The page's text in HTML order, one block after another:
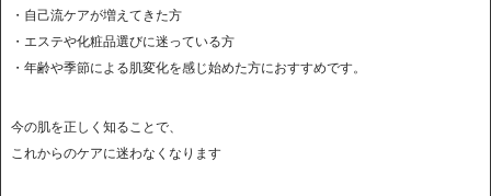
・自己流ケアが増えてきた方
・エステや化粧品選びに迷っている方
・年齢や季節による肌変化を感じ始めた方におすすめです。
今の肌を正しく知ることで、
これからのケアに迷わなくなります